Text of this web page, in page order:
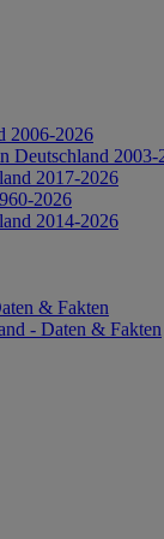
2006-2026
Deutschland 2003-
2017-2026
2026
2014-2026
& Fakten
- Daten & Fakten